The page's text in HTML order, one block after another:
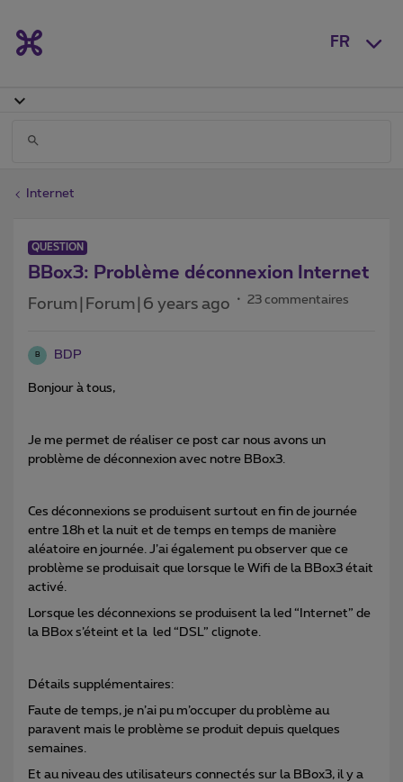
FR
Internet
QUESTION
BBox3: Problème déconnexion Internet
Forum|Forum|6 years ago 23 commentaires
B BDP
Bonjour à tous,
Je me permet de réaliser ce post car nous avons un
problème de déconnexion avec notre BBox3.
Ces déconnexions se produisent surtout en fin de journée
entre 18h et la nuit et de temps en temps de manière
aléatoire en journée. J’ai également pu observer que ce
problème se produisait que lorsque le Wifi de la BBox3 était
activé.
Lorsque les déconnexions se produisent la led “Internet” de
la BBox s’éteint et la led “DSL” clignote.
Détails supplémentaires:
Faute de temps, je n’ai pu m’occuper du problème au
paravent mais le problème se produit depuis quelques
semaines.
Et au niveau des utilisateurs connectés sur la BBox3, il y a